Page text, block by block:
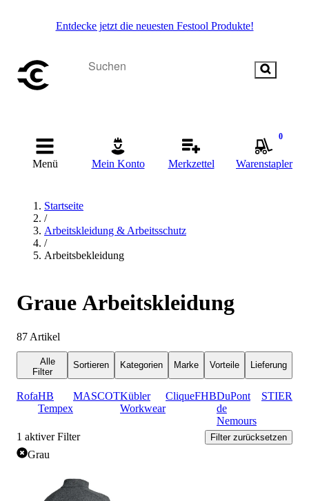
Entdecke jetzt die neuesten Festool Produkte!
Menü Mein Konto Merkzettel
0
Warenstapler
Startseite
/
Arbeitskleidung & Arbeitsschutz
/
Arbeitsbekleidung
Graue Arbeitskleidung
87 Artikel
Alle
Filter
Sortieren Kategorien Marke Vorteile Lieferung
RofaHB
Tempex
MASCOTKübler
Workwear
CliqueFHBDuPont
de
Nemours
STIER
1 aktiver Filter Filter zurücksetzen
Grau